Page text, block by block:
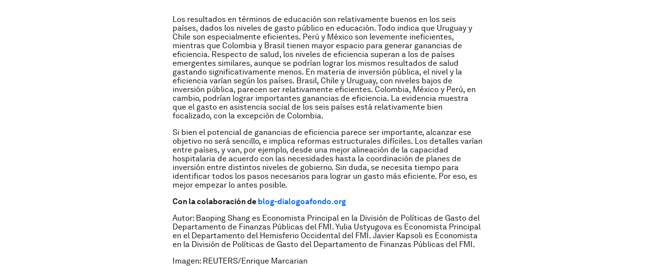
Los resultados en términos de educación son relativamente buenos en los seis
países, dados los niveles de gasto público en educación. Todo indica que Uruguay y
Chile son especialmente eficientes. Perú y México son levemente ineficientes,
mientras que Colombia y Brasil tienen mayor espacio para generar ganancias de
eficiencia. Respecto de salud, los niveles de eficiencia superan a los de países
emergentes similares, aunque se podrían lograr los mismos resultados de salud
gastando significativamente menos. En materia de inversión pública, el nivel y la
eficiencia varían según los países. Brasil, Chile y Uruguay, con niveles bajos de
inversión pública, parecen ser relativamente eficientes. Colombia, México y Perú, en
cambio, podrían lograr importantes ganancias de eficiencia. La evidencia muestra
que el gasto en asistencia social de los seis países está relativamente bien
focalizado, con la excepción de Colombia.
Si bien el potencial de ganancias de eficiencia parece ser importante, alcanzar ese
objetivo no será sencillo, e implica reformas estructurales difíciles. Los detalles varían
entre países, y van, por ejemplo, desde una mejor alineación de la capacidad
hospitalaria de acuerdo con las necesidades hasta la coordinación de planes de
inversión entre distintos niveles de gobierno. Sin duda, se necesita tiempo para
identificar todos los pasos necesarios para lograr un gasto más eficiente. Por eso, es
mejor empezar lo antes posible.
Con la colaboración de blog-dialogoafondo.org
Autor: Baoping Shang es Economista Principal en la División de Políticas de Gasto del
Departamento de Finanzas Públicas del FMI. Yulia Ustyugova es Economista Principal
en el Departamento del Hemisferio Occidental del FMI. Javier Kapsoli es Economista
en la División de Políticas de Gasto del Departamento de Finanzas Públicas del FMI.
Imagen: REUTERS/Enrique Marcarian